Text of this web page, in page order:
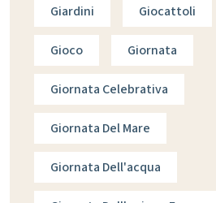
Giardini Giocattoli
Gioco Giornata
Giornata Celebrativa
Giornata Del Mare
Giornata Dell'acqua